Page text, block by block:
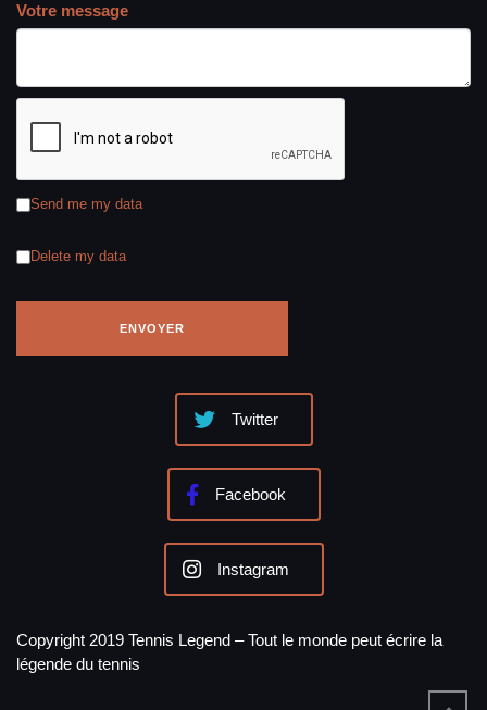
Votre message
Send me my data
Delete my data
Twitter
Facebook
Instagram
Copyright 2019 Tennis Legend – Tout le monde peut écrire la
légende du tennis